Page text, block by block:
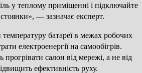
у теплому приміщенні і підключайте
— зазначає експерт.
батареї в межах робочих
електроенергії на самообігрів.
прогрівати салон від мережі, а не від
ефективність руху.